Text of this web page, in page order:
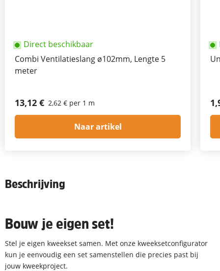
Direct beschikbaar
Combi Ventilatieslang ø102mm, Lengte 5
meter
13,12 € 2,62 € per 1 m
Naar artikel
Beschrijving
Bouw je eigen set!
Stel je eigen kweekset samen. Met onze kweeksetconfigurator
kun je eenvoudig een set samenstellen die precies past bij
jouw kweekproject.